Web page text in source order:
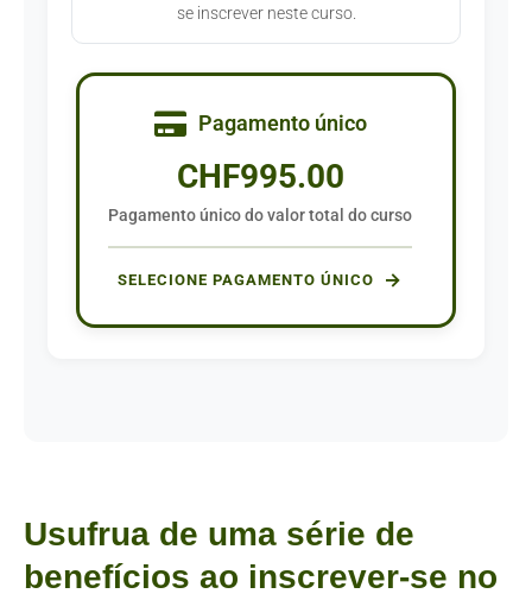
se inscrever neste curso.
Pagamento único
CHF995.00
Pagamento único do valor total do curso
SELECIONE PAGAMENTO ÚNICO
Usufrua de uma série de
benefícios ao inscrever-se no